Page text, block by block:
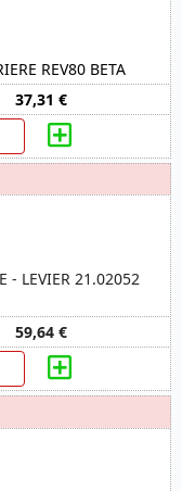
REV80 BETA
37,31 €
- LEVIER 21.02052
59,64 €